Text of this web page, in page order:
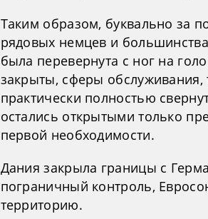
Таким образом, буквально за
рядовых немцев и
была перевернута с ног на
закрыты, сферы обслуживания,
практически полностью
остались открытыми только
первой необходимости.
Дания закрыла границы с
пограничный контроль,
территорию.